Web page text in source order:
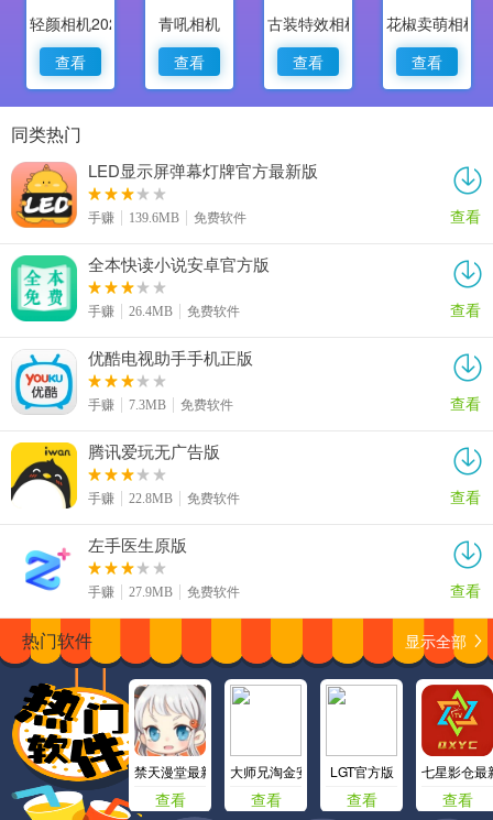
轻颜相机2022最新版
查看
青吼相机
查看
古装特效相机
查看
花椒卖萌相机
查看
同类热门
LED显示屏弹幕灯牌官方最新版
手赚 139.6MB 免费软件 查看
全本快读小说安卓官方版
手赚 26.4MB 免费软件 查看
优酷电视助手手机正版
手赚 7.3MB 免费软件 查看
腾讯爱玩无广告版
手赚 22.8MB 免费软件 查看
左手医生原版
手赚 27.9MB 免费软件 查看
热门软件 显示全部
禁天漫堂最新版
查看
大师兄淘金安卓版
查看
LGT官方版
查看
七星影仓最
查看